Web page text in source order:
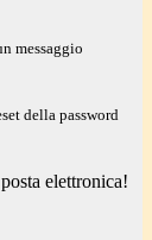
messaggio
della password
elettronica!